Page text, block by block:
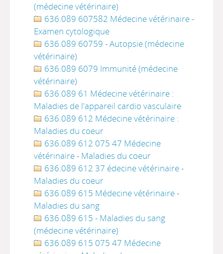
(médecine vétérinaire)
636.089 607582 Médecine vétérinaire -
Examen cytologique
636.089 60759 - Autopsie (médecine
vétérinaire)
636.089 6079 Immunité (médecine
vétérinaire)
636.089 61 Médecine vétérinaire :
Maladies de l'appareil cardio vasculaire
636.089 612 Médecine vétérinaire :
Maladies du coeur
636.089 612 075 47 Médecine
vétérinaire - Maladies du coeur
636.089 612 37 édecine vétérinaire -
Maladies du coeur
636.089 615 Médecine vétérinaire -
Maladies du sang
636.089 615 - Maladies du sang
(médecine vétérinaire)
636.089 615 075 47 Médecine